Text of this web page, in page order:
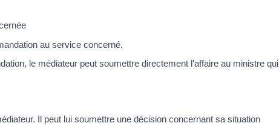
au service concerné.
le médiateur peut soumettre directement l'affaire au ministre qui
Il peut lui soumettre une décision concernant sa situation